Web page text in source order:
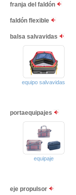
franja del faldón
faldón flexible
balsa salvavidas
equipo salvavidas
portaequipajes
equipaje
eje propulsor